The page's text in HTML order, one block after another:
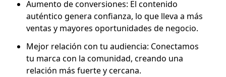
Aumento de conversiones: El contenido
auténtico genera confianza, lo que lleva a más
ventas y mayores oportunidades de negocio.
Mejor relación con tu audiencia: Conectamos
tu marca con la comunidad, creando una
relación más fuerte y cercana.